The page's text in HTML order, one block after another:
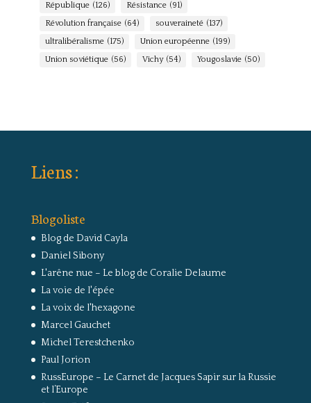
République (126) Résistance (91)
Révolution française (64) souveraineté (137)
ultralibéralisme (175) Union européenne (199)
Union soviétique (56) Vichy (54) Yougoslavie (50)
Liens :
Blogoliste
Blog de David Cayla
Daniel Sibony
L'arêne nue – Le blog de Coralie Delaume
La voie de l'épée
La voix de l'hexagone
Marcel Gauchet
Michel Terestchenko
Paul Jorion
RussEurope – Le Carnet de Jacques Sapir sur la Russie
et l’Europe